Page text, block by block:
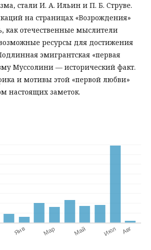
стали И. А. Ильин и П. Б. Струве.
на страницах «Возрождения»
как отечественные мыслители
ресурсы для достижения
эмигрантская «первая
Муссолини — исторический факт.
и мотивы этой «первой любви»
настоящих заметок.